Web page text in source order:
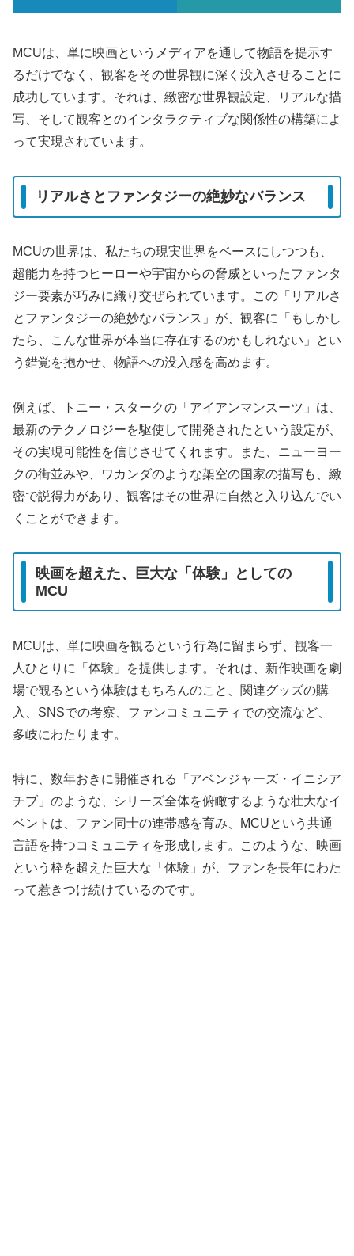
MCUは、単に映画というメディアを通して物語を提示す
るだけでなく、観客をその世界観に深く没入させることに
成功しています。それは、緻密な世界観設定、リアルな描
写、そして観客とのインタラクティブな関係性の構築によ
って実現されています。
リアルさとファンタジーの絶妙なバランス
MCUの世界は、私たちの現実世界をベースにしつつも、
超能力を持つヒーローや宇宙からの脅威といったファンタ
ジー要素が巧みに織り交ぜられています。この「リアルさ
とファンタジーの絶妙なバランス」が、観客に「もしかし
たら、こんな世界が本当に存在するのかもしれない」とい
う錯覚を抱かせ、物語への没入感を高めます。
例えば、トニー・スタークの「アイアンマンスーツ」は、
最新のテクノロジーを駆使して開発されたという設定が、
その実現可能性を信じさせてくれます。また、ニューヨー
クの街並みや、ワカンダのような架空の国家の描写も、緻
密で説得力があり、観客はその世界に自然と入り込んでい
くことができます。
映画を超えた、巨大な「体験」としての
MCU
MCUは、単に映画を観るという行為に留まらず、観客一
人ひとりに「体験」を提供します。それは、新作映画を劇
場で観るという体験はもちろんのこと、関連グッズの購
入、SNSでの考察、ファンコミュニティでの交流など、
多岐にわたります。
特に、数年おきに開催される「アベンジャーズ・イニシア
チブ」のような、シリーズ全体を俯瞰するような壮大なイ
ベントは、ファン同士の連帯感を育み、MCUという共通
言語を持つコミュニティを形成します。このような、映画
という枠を超えた巨大な「体験」が、ファンを長年にわた
って惹きつけ続けているのです。